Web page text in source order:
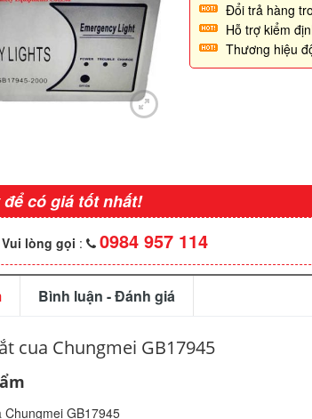
Đổi trả hàng
Hỗ trợ kiểm
Thương hiệu
có giá tốt nhất!
lòng gọi : 0984 957 114
Bình luận - Đánh giá
cua Chungmei GB17945
GB17945